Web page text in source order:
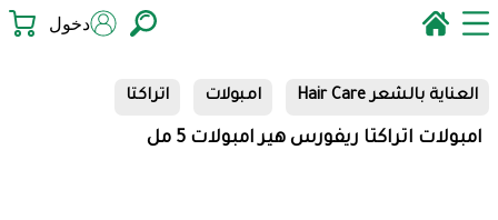
دخول
العناية بالشعر Hair Care امبولات اتراكتا
امبولات اتراكتا ريفورس هير امبولات 5 مل